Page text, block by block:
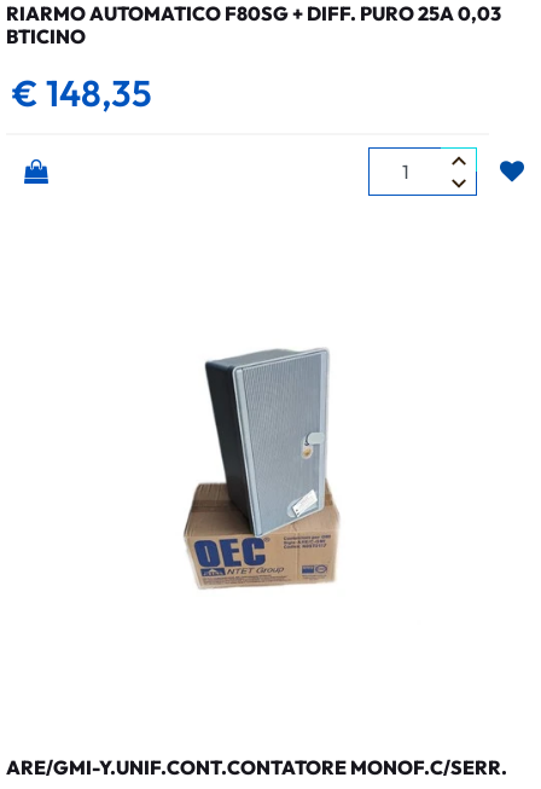
RIARMO AUTOMATICO F80SG + DIFF. PURO 25A 0,03
BTICINO
€ 148,35
Quantità
ARE/GMI-Y.UNIF.CONT.CONTATORE MONOF.C/SERR.